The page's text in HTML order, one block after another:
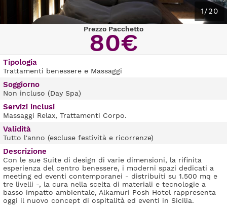
1/20
Prezzo Pacchetto
80€
Tipologia
Trattamenti benessere e Massaggi
Soggiorno
Non incluso (Day Spa)
Servizi inclusi
Massaggi Relax, Trattamenti Corpo.
Validità
Tutto l'anno (escluse festività e ricorrenze)
Descrizione
Con le sue Suite di design di varie dimensioni, la rifinita
esperienza del centro benessere, i moderni spazi dedicati a
meeting ed eventi contemporanei - distribuiti su 1.500 mq e
tre livelli -, la cura nella scelta di materiali e tecnologie a
basso impatto ambientale, Alkamuri Posh Hotel rappresenta
oggi il nuovo concept di ospitalità ed eventi in Sicilia.